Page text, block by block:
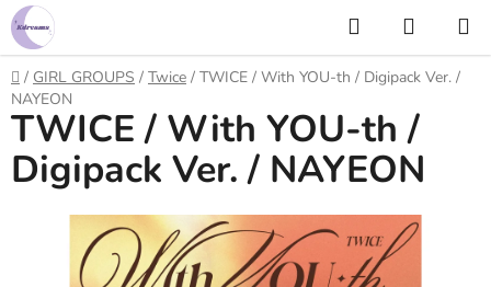
Prejsť
na
obsah
Hľadať
KOŠÍK
Domov
/ GIRL GROUPS / Twice / TWICE / With YOU-th / Digipack Ver. /
NAYEON
TWICE / With YOU-th /
Digipack Ver. / NAYEON